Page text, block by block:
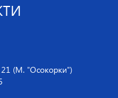
21 (М. "Осокорки")